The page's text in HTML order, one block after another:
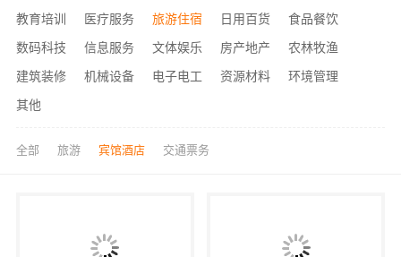
教育培训
医疗服务 旅游住宿 日用百货
食品餐饮
数码科技
信息服务 文体娱乐 房产地产
农林牧渔
建筑装修
机械设备 电子电工 资源材料
环境管理
其他
全部 旅游 宾馆酒店 交通票务